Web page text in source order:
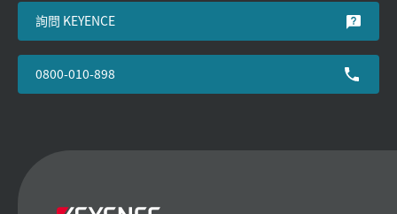
詢問 KEYENCE
0800-010-898